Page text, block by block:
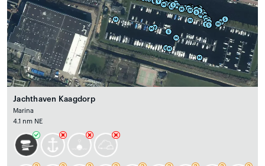
Jachthaven Kaagdorp
Marina
4.1 nm NE